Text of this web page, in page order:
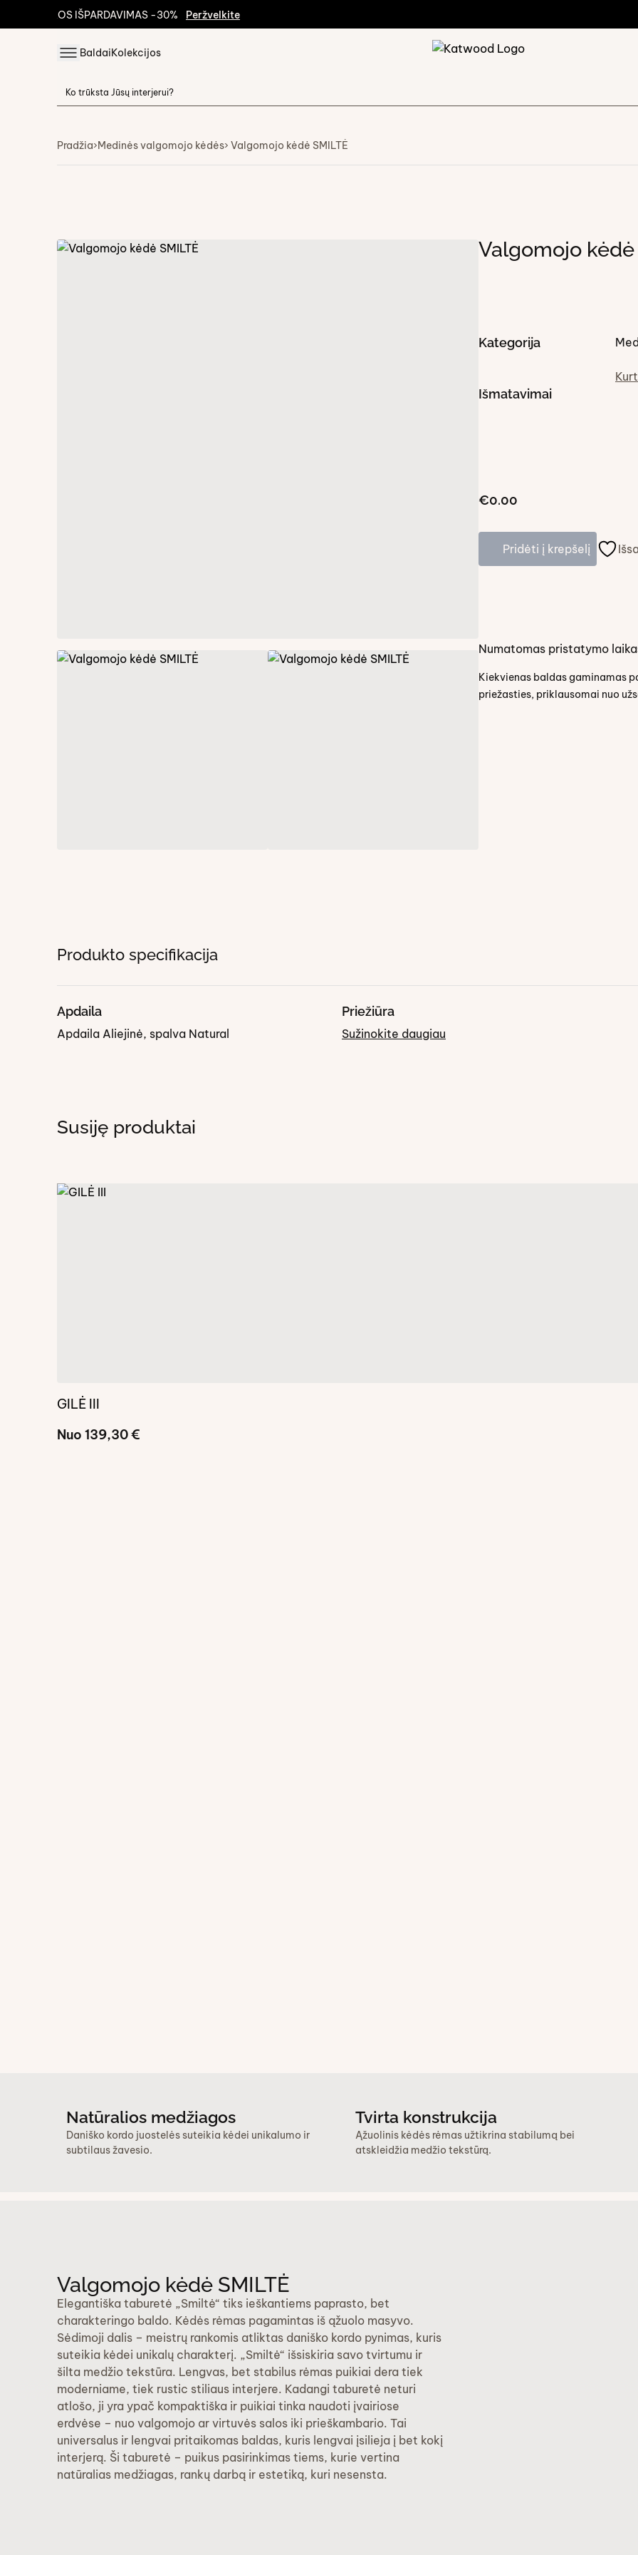
IŠPARDAVIMAS -30% Peržvelkite
BaldaiKolekcijos
Pradžia›Medinės valgomojo kėdės› Valgomojo kėdė SMILTĖ
Valgomojo kėdė
Kategorija
Išmatavimai
€0.00
Pridėti į krepšelį
Numatomas pristatymo
Kiekvienas baldas gaminamas
priežasties, priklausomai nuo
Produkto specifikacija
Apdaila
Apdaila Aliejinė, spalva Natural
Priežiūra
Sužinokite daugiau
Susiję produktai
GILĖ III
Nuo 139,30€
Natūralios medžiagos
Daniško kordo juostelės suteikia kėdei unikalumo ir
subtilaus žavesio.
Tvirta konstrukcija
Ąžuolinis kėdės rėmas užtikrina stabilumą bei
atskleidžia medžio tekstūrą.
Valgomojo kėdė SMILTĖ
Elegantiška taburetė „Smiltė“ tiks ieškantiems paprasto, bet
charakteringo baldo. Kėdės rėmas pagamintas iš ąžuolo masyvo.
Sėdimoji dalis – meistrų rankomis atliktas daniško kordo pynimas, kuris
suteikia kėdei unikalų charakterį. „Smiltė“ išsiskiria savo tvirtumu ir
šilta medžio tekstūra. Lengvas, bet stabilus rėmas puikiai dera tiek
moderniame, tiek rustic stiliaus interjere. Kadangi taburetė neturi
atlošo, ji yra ypač kompaktiška ir puikiai tinka naudoti įvairiose
erdvėse – nuo valgomojo ar virtuvės salos iki prieškambario. Tai
universalus ir lengvai pritaikomas baldas, kuris lengvai įsilieja į bet kokį
interjerą. Ši taburetė – puikus pasirinkimas tiems, kurie vertina
natūralias medžiagas, rankų darbą ir estetiką, kuri nesensta.